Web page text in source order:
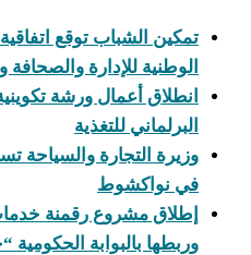
تمكين الشباب توقع
الوطنية للإدارة والصحافة
انطلاق أعمال ورشة
البرلماني للتغذية
وزيرة التجارة والسياحة
في نواكشوط
إطلاق مشروع رقمنة خدمات
وربطها بالبوابة الحكومية